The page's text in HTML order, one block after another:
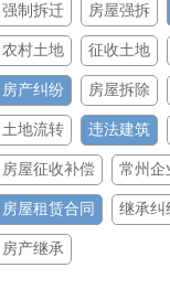
强制拆迁 房屋强拆
农村土地 征收土地
房产纠纷 房屋拆除
土地流转 违法建筑
房屋征收补偿 常州企
房屋租赁合同 继承纠
房产继承